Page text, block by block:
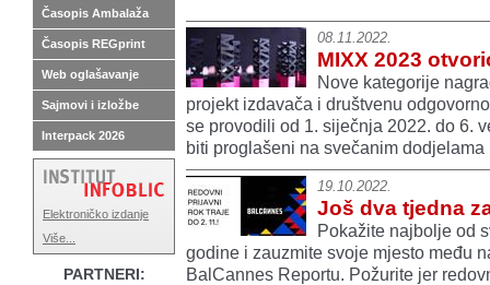
08.11.2022.
MIXX 2023
Nove kategorije
projekt izdavača i društvenu
se provodili od 1. siječnja 2022. do 6.
biti proglašeni na svečanim
19.10.2022.
Još dva tjedna
Pokažite najbolje od
godine i zauzmite svoje mjesto među
BalCannes Reportu. Požurite jer
Časopis Ambalaža
Časopis REGprint
Web oglašavanje
Sajmovi i izložbe
Interpack 2026
Elektroničko izdanje
Više...
PARTNERI: